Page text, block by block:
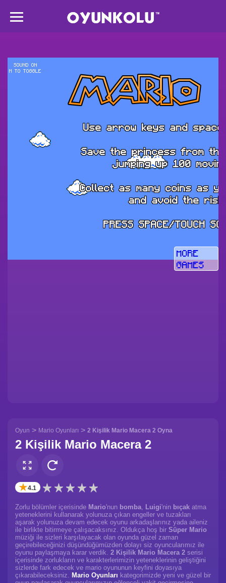
Oyun > Mario Oyunları > 2 Kişilik Mario Macera 2 Oyna
2 Kişilik Mario Macera 2
✭4.1
Zorlu bölümler içerisinde Mario'nun bomba, Luigi'nin bıçak atma
yeteneklerini kullanarak yolunuza çıkan engeller ve tuzakları
aşarak yolunuza devam edecek oyunu arkadaşlarınız yada aileniz
ile birlikte bitirmeye çalışacaksınız. Oldukça hoş bir Süper Mario
müziği ile sizleri karşılayacak olan oyunda güzel zaman
geçirebileceğinizi düşündüğümüzden dolayı siz oyuncularımız ile
oyunu paylaşmaya karar verdik. 2 Kişilik Mario Macera 2 serisi
içerisinde zorlukların ve karakterlerimizin yeteneklerinin geliştiğini
sizlerde fark edecek ve mario oyununun keyfini doyasıya
çıkarabileceksiniz. Mario Oyunları kategorimizde yeni ve güzel bir